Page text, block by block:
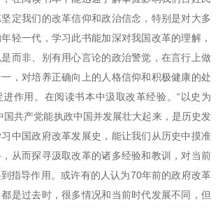
定我们的改革信仰和政治信念，特别是对大多
轻一代，学习此书能加深对我国改革的理解，
而非、别有用心言论的政治警觉，在言行上做
，对培养正确向上的人格信仰和积极健康的处
作用。在阅读书本中汲取改革经验。“以史为
国共产党能执政中国并发展壮大起来，是历史发
中国政府改革发展史，能让我们从历史中摸准
从而探寻汲取改革的诸多经验和教训，对当前
指导作用。或许有的人认为70年前的政府改革
是过去时，很多情况和当前时代发展不同，但